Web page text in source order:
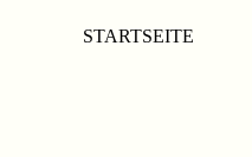
STARTSEITE